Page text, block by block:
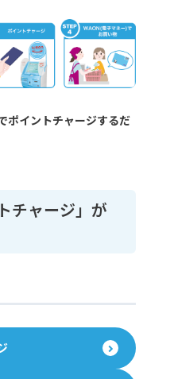
ポイントチャージするだ
チャージ」が